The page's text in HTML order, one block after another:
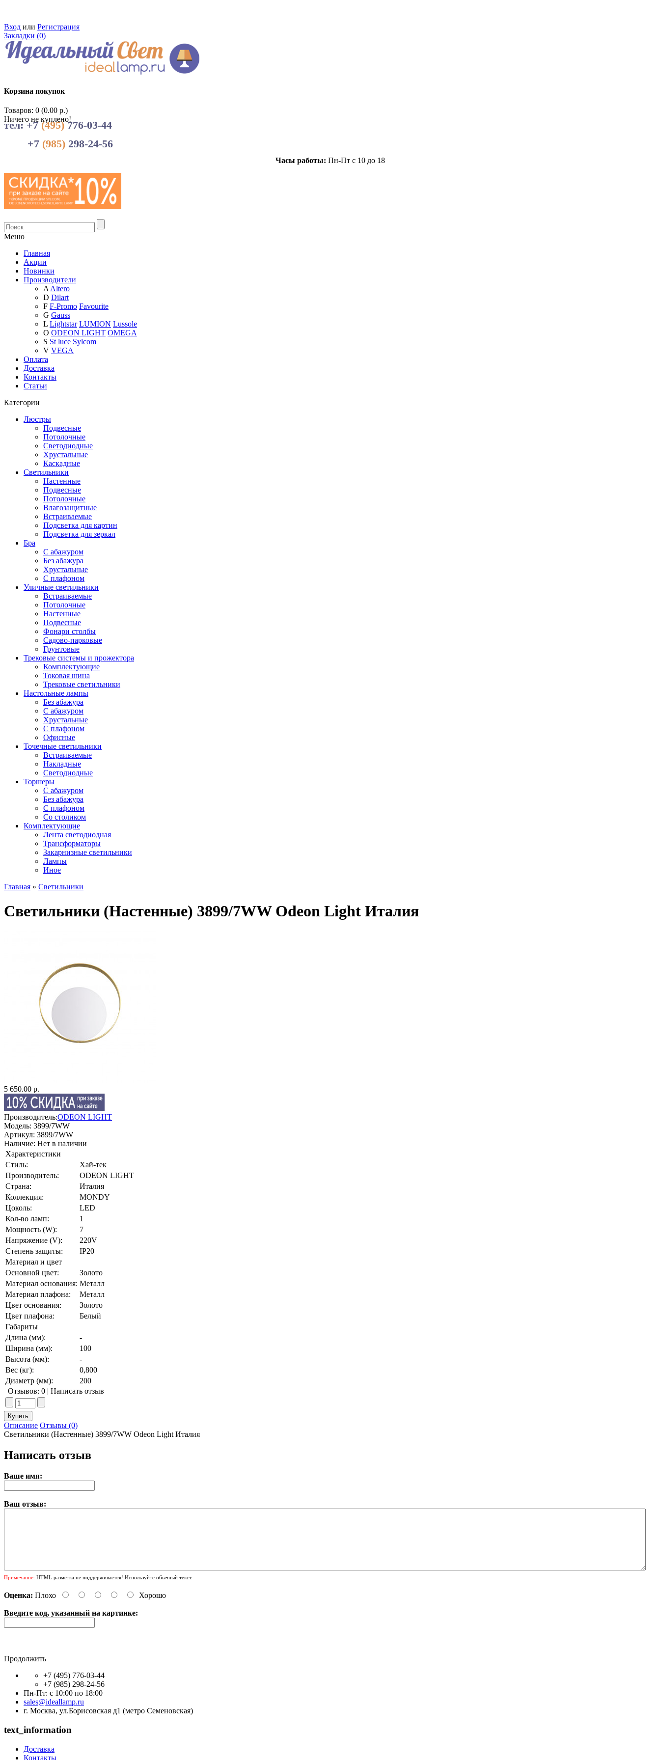
Вход или Регистрация
Закладки (0)
Корзина покупок
Товаров: 0 (0.00 р.)
Ничего не куплено!
тел: +7(495)776-03-44
+7 (985) 298-24-56
Часы работы: Пн-Пт с 10 до 18
Меню
Главная
Акции
Новинки
Производители
AAltero
D Dilart
F F-Promo Favourite
G Gauss
L Lightstar LUMION Lussole
O ODEON LIGHT OMEGA
S St luce Sylcom
V VEGA
Оплата
Доставка
Контакты
Статьи
Категории
Люстры
Подвесные
Потолочные
Светодиодные
Хрустальные
Каскадные
Светильники
Настенные
Подвесные
Потолочные
Влагозащитные
Встраиваемые
Подсветка для картин
Подсветка для зеркал
Бра
С абажуром
Без абажура
Хрустальные
С плафоном
Уличные светильники
Встраиваемые
Потолочные
Настенные
Подвесные
Фонари столбы
Садово-парковые
Грунтовые
Трековые системы и прожектора
Комплектующие
Токовая шина
Трековые светильники
Настольные лампы
Без абажура
С абажуром
Хрустальные
С плафоном
Офисные
Точечные светильники
Встраиваемые
Накладные
Светодиодные
Торшеры
С абажуром
Без абажура
С плафоном
Со столиком
Комплектующие
Лента светодиодная
Трансформаторы
Закарнизные светильники
Лампы
Иное
Главная » Светильники
Светильники (Настенные) 3899/7WW Odeon Light Италия
5 650.00 р.
Производитель:ODEON LIGHT
Модель: 3899/7WW
Артикул: 3899/7WW
Наличие: Нет в наличии
Характеристики
Стиль:
Хай-тек
Производитель:
ODEON LIGHT
Страна:
Италия
Коллекция:
MONDY
Цоколь:
LED
Кол-во ламп:
1
Мощность (W):
7
Напряжение (V):
220V
Степень защиты:
IP20
Материал и цвет
Основной цвет:
Золото
Материал основания: Металл
Материал плафона:
Металл
Цвет основания:
Золото
Цвет плафона:
Белый
Габариты
Длина (мм):
-
Ширина (мм):
100
Высота (мм):
-
Вес (кг):
0,800
Диаметр (мм):
200
Отзывов: 0 | Написать отзыв
Описание Отзывы (0)
Светильники (Настенные) 3899/7WW Odeon Light Италия
Написать отзыв
Ваше имя:
Ваш отзыв:
Примечание: HTML разметка не поддерживается! Используйте обычный текст.
Оценка: Плохо Хорошо
Введите код, указанный на картинке:
Продолжить
+7 (495) 776-03-44
+7 (985) 298-24-56
Пн-Пт: с 10:00 по 18:00
sales@ideallamp.ru
г. Москва, ул.Борисовская д1 (метро Семеновская)
text_information
Доставка
Контакты